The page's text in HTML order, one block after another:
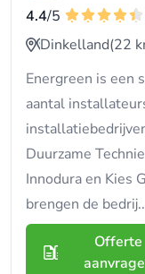
4.4/5
Dinkelland(22
Energreen is een
aantal
Duurzame
Innodura en Kies
brengen de
Offerte